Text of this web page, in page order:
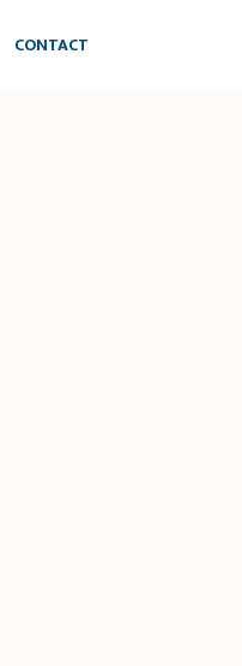
CONTACT